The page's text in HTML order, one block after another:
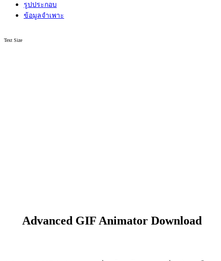
รูปประกอบ
ข้อมูลจำเพาะ
Text Size
Advanced GIF Animator Download